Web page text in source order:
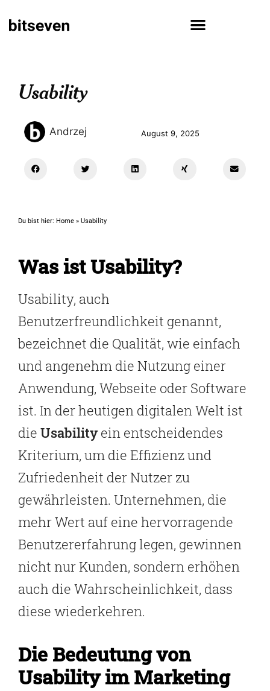
Usability
Andrzej August 9, 2025
Du bist hier: Home » Usability
Was ist Usability?
Usability, auch
Benutzerfreundlichkeit genannt,
bezeichnet die Qualität, wie einfach
und angenehm die Nutzung einer
Anwendung, Webseite oder Software
ist. In der heutigen digitalen Welt ist
die Usabilityein entscheidendes
Kriterium, um die Effizienz und
Zufriedenheit der Nutzer zu
gewährleisten. Unternehmen, die
mehr Wert auf eine hervorragende
Benutzererfahrung legen, gewinnen
nicht nur Kunden, sondern erhöhen
auch die Wahrscheinlichkeit, dass
diese wiederkehren.
Die Bedeutung von
Usability im Marketing